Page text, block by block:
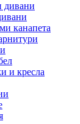
дивани
канапета
и кресла